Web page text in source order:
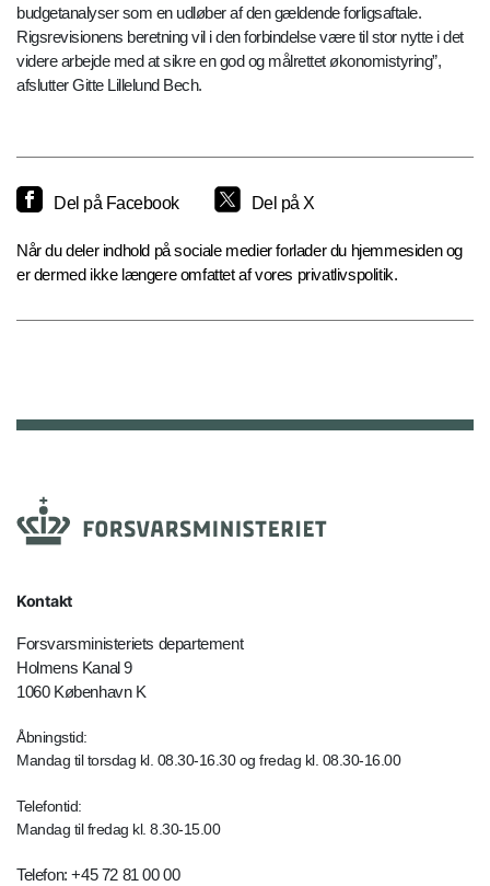
budgetanalyser som en udløber af den gældende forligsaftale.
Rigsrevisionens beretning vil i den forbindelse være til stor nytte i det
videre arbejde med at sikre en god og målrettet økonomistyring”,
afslutter Gitte Lillelund Bech.
Del på Facebook Del på X
Når du deler indhold på sociale medier forlader du hjemmesiden og
er dermed ikke længere omfattet af vores privatlivspolitik.
Kontakt
Forsvarsministeriets departement
Holmens Kanal 9
1060 København K
Åbningstid:
Mandag til torsdag kl. 08.30-16.30 og fredag kl. 08.30-16.00
Telefontid:
Mandag til fredag kl. 8.30-15.00
Telefon: +45 72 81 00 00